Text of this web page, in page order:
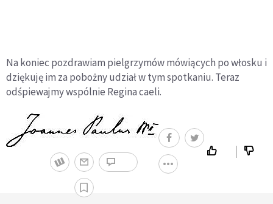
Na koniec pozdrawiam pielgrzymów mówiących po włosku i
dziękuję im za pobożny udział w tym spotkaniu. Teraz
odśpiewajmy wspólnie Regina caeli.